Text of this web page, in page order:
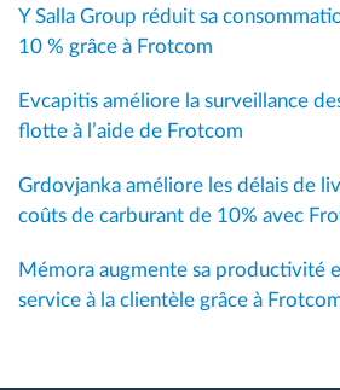
Y Salla Group réduit sa
10 % grâce à Frotcom
Evcapitis améliore la surveillance
flotte à l’aide de Frotcom
Grdovjanka améliore les délais de
coûts de carburant de 10% avec
Mémora augmente sa productivité
service à la clientèle grâce à